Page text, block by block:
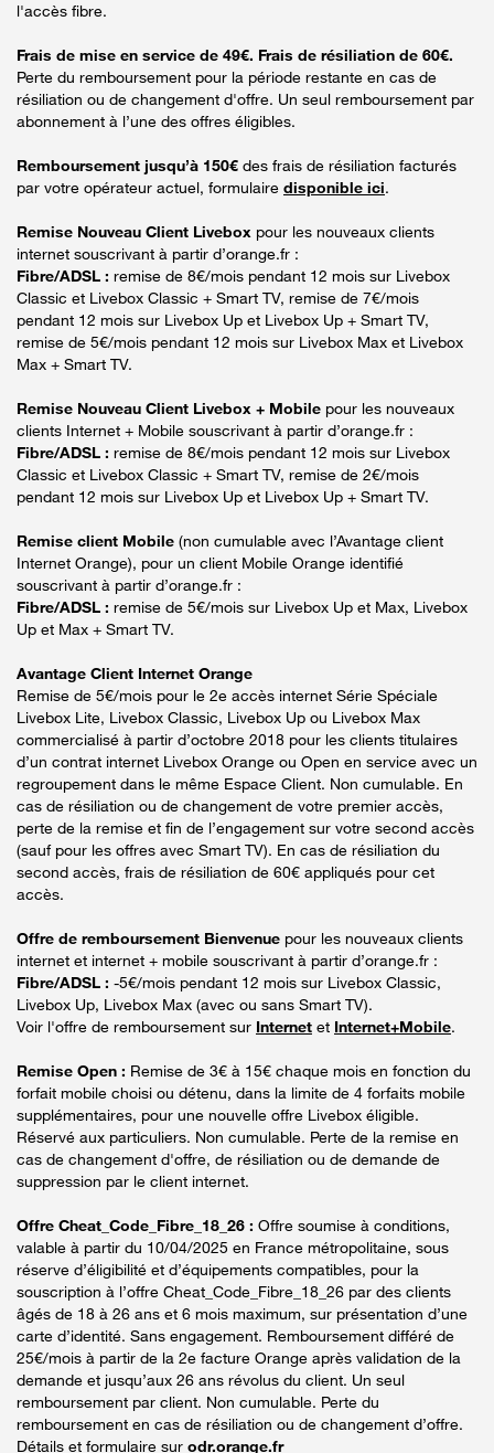
l'accès fibre.
Frais de mise en service de 49€. Frais de résiliation de 60€.
Perte du remboursement pour la période restante en cas de
résiliation ou de changement d'offre. Un seul remboursement par
abonnement à l’une des offres éligibles.
Remboursement jusqu’à 150€ des frais de résiliation facturés
par votre opérateur actuel, formulaire disponible ici.
Remise Nouveau Client Livebox pour les nouveaux clients
internet souscrivant à partir d’orange.fr :
Fibre/ADSL : remise de 8€/mois pendant 12 mois sur Livebox
Classic et Livebox Classic + Smart TV, remise de 7€/mois
pendant 12 mois sur Livebox Up et Livebox Up + Smart TV,
remise de 5€/mois pendant 12 mois sur Livebox Max et Livebox
Max + Smart TV.
Remise Nouveau Client Livebox + Mobile pour les nouveaux
clients Internet + Mobile souscrivant à partir d’orange.fr :
Fibre/ADSL : remise de 8€/mois pendant 12 mois sur Livebox
Classic et Livebox Classic + Smart TV, remise de 2€/mois
pendant 12 mois sur Livebox Up et Livebox Up + Smart TV.
Remise client Mobile (non cumulable avec l’Avantage client
Internet Orange), pour un client Mobile Orange identifié
souscrivant à partir d’orange.fr :
Fibre/ADSL : remise de 5€/mois sur Livebox Up et Max, Livebox
Up et Max + Smart TV.
Avantage Client Internet Orange
Remise de 5€/mois pour le 2e accès internet Série Spéciale
Livebox Lite, Livebox Classic, Livebox Up ou Livebox Max
commercialisé à partir d’octobre 2018 pour les clients titulaires
d’un contrat internet Livebox Orange ou Open en service avec un
regroupement dans le même Espace Client. Non cumulable. En
cas de résiliation ou de changement de votre premier accès,
perte de la remise et fin de l’engagement sur votre second accès
(sauf pour les offres avec Smart TV). En cas de résiliation du
second accès, frais de résiliation de 60€ appliqués pour cet
accès.
Offre de remboursement Bienvenue pour les nouveaux clients
internet et internet + mobile souscrivant à partir d’orange.fr :
Fibre/ADSL : -5€/mois pendant 12 mois sur Livebox Classic,
Livebox Up, Livebox Max (avec ou sans Smart TV).
Voir l'offre de remboursement sur Internet et Internet+Mobile.
Remise Open : Remise de 3€ à 15€ chaque mois en fonction du
forfait mobile choisi ou détenu, dans la limite de 4 forfaits mobile
supplémentaires, pour une nouvelle offre Livebox éligible.
Réservé aux particuliers. Non cumulable. Perte de la remise en
cas de changement d'offre, de résiliation ou de demande de
suppression par le client internet.
Offre Cheat_Code_Fibre_18_26 : Offre soumise à conditions,
valable à partir du 10/04/2025 en France métropolitaine, sous
réserve d’éligibilité et d’équipements compatibles, pour la
souscription à l’offre Cheat_Code_Fibre_18_26 par des clients
âgés de 18 à 26 ans et 6 mois maximum, sur présentation d’une
carte d’identité. Sans engagement. Remboursement différé de
25€/mois à partir de la 2e facture Orange après validation de la
demande et jusqu’aux 26 ans révolus du client. Un seul
remboursement par client. Non cumulable. Perte du
remboursement en cas de résiliation ou de changement d’offre.
Détails et formulaire sur odr.orange.fr